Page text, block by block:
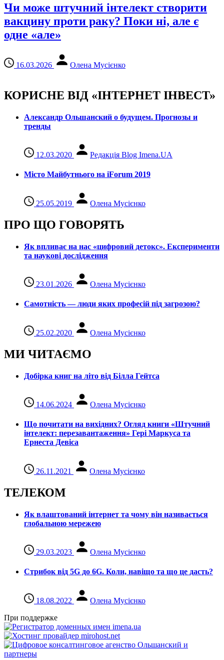
Чи може штучний інтелект створити
вакцину проти раку? Поки ні, але є
одне «але»
16.03.2026 Олена Мусієнко
КОРИСНЕ ВІД «ІНТЕРНЕТ ІНВЕСТ»
Александр Ольшанский о будущем. Прогнозы и
тренды
12.03.2020 Редакція Blog Imena.UA
Місто Майбутнього на iForum 2019
25.05.2019 Олена Мусієнко
ПРО ЩО ГОВОРЯТЬ
Як впливає на нас «цифровий детокс». Експерименти
та наукові дослідження
23.01.2026 Олена Мусієнко
Самотність — люди яких професій під загрозою?
25.02.2020 Олена Мусієнко
МИ ЧИТАЄМО
Добірка книг на літо від Білла Гейтса
14.06.2024 Олена Мусієнко
Що почитати на вихідних? Огляд книги «Штучний
інтелект: перезавантаження» Гері Маркуса та
Ернеста Девіса
26.11.2021 Олена Мусієнко
ТЕЛЕКОМ
Як влаштований інтернет та чому він називається
глобальною мережею
29.03.2023 Олена Мусієнко
Стрибок від 5G до 6G. Коли, навіщо та що це даcть?
18.08.2022
Олена Мусієнко
При поддержке